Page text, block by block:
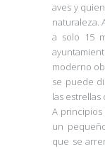
aves y
naturaleza.
a solo 15
moderno
se puede
las estrellas
A principios
un
que se